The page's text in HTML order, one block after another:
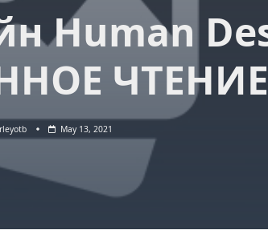
Human
ЧТЕНИЕ
May 13, 2021